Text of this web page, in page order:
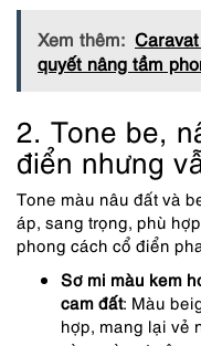
Xem thêm:
quyết nâng tầm
2. Tone be,
điển nhưng
Tone màu nâu đất và
áp, sang trọng, phù
phong cách cổ điển
Sơ mi màu kem
cam đất: Màu
hợp, mang lại vẻ